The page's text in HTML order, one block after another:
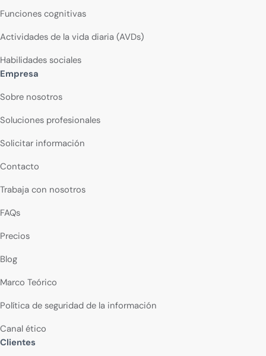
Funciones cognitivas
Actividades de la vida diaria (AVDs)
Habilidades sociales
Empresa
Sobre nosotros
Soluciones profesionales
Solicitar información
Contacto
Trabaja con nosotros
FAQs
Precios
Blog
Marco Teórico
Política de seguridad de la información
Canal ético
Clientes